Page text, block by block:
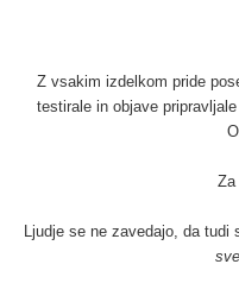
Z vsakim izdelkom pride
testirale in objave
Za
Ljudje se ne zavedajo, da